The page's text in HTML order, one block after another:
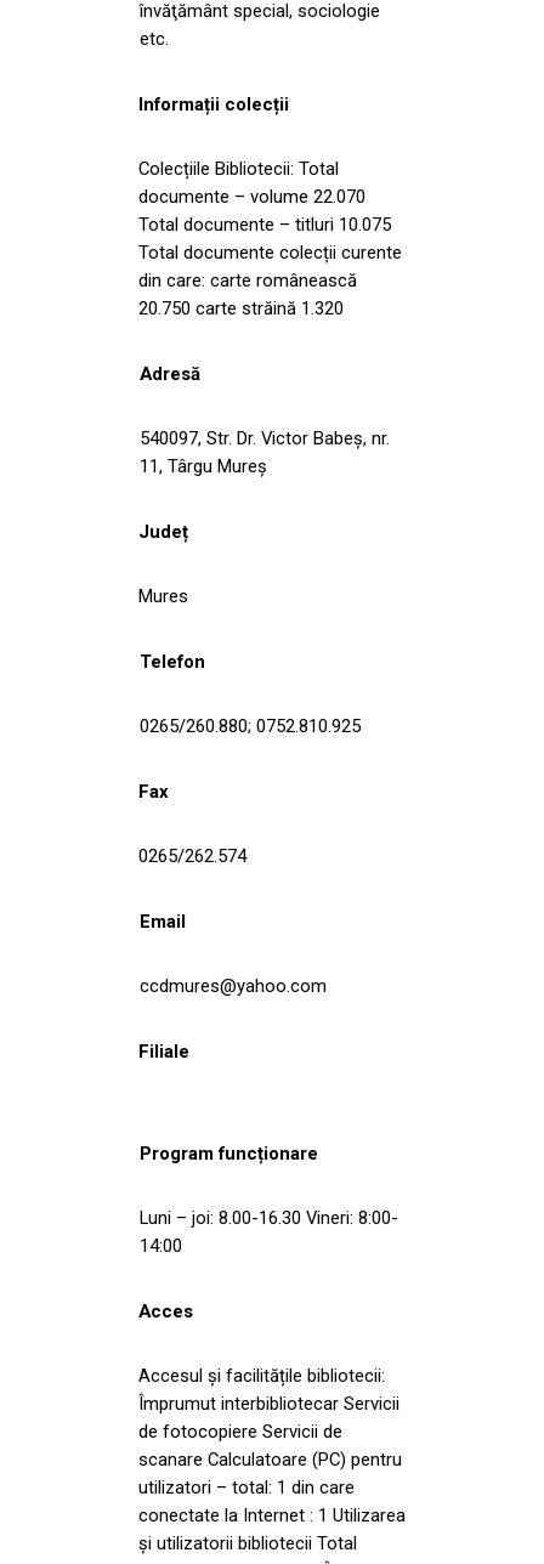
învăţământ special, sociologie
etc.
Informații colecții
Colecțiile Bibliotecii: Total
documente – volume 22.070
Total documente – titluri 10.075
Total documente colecții curente
din care: carte românească
20.750 carte străină 1.320
Adresă
540097, Str. Dr. Victor Babeș, nr.
11, Târgu Mureş
Județ
Mures
Telefon
0265/260.880; 0752.810.925
Fax
0265/262.574
Email
ccdmures@yahoo.com
Filiale
Program funcționare
Luni – joi: 8.00-16.30 Vineri: 8:00-
14:00
Acces
Accesul și facilitățile bibliotecii:
Împrumut interbibliotecar Servicii
de fotocopiere Servicii de
scanare Calculatoare (PC) pentru
utilizatori – total: 1 din care
conectate la Internet : 1 Utilizarea
și utilizatorii bibliotecii Total